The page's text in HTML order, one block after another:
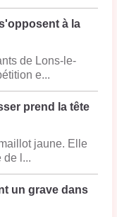
à la
de Lons-le-
e...
prend la tête
jaune. Elle
de l...
un grave dans